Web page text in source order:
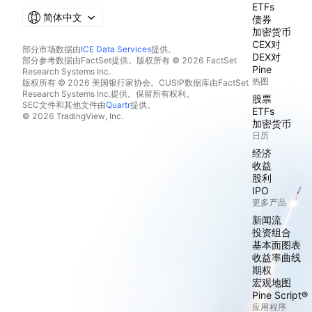
简体中文
部分市场数据由ICE Data Services提供。
部分参考数据由FactSet提供。版权所有 © 2026 FactSet
Research Systems Inc.
版权所有 © 2026 美国银行家协会。CUSIP数据库由FactSet
Research Systems Inc.提供。保留所有权利。
SEC文件和其他文件由Quartr提供。
© 2026 TradingView, Inc.
ETFs
债券
加密货币
CEX对
DEX对
Pine
热图
股票
ETFs
加密货币
日历
经济
收益
股利
IPO
更多产品
新闻流
投资组合
基本面图表
收益率曲线
期权
宏观地图
Pine Script®
应用程序